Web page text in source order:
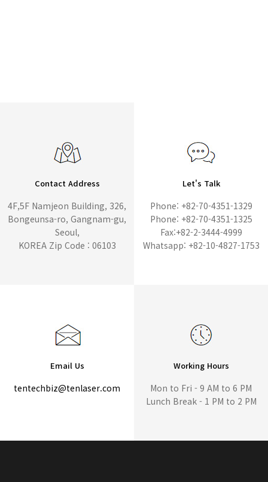
Contact Address
4F,5F Namjeon Building, 326,
Bongeunsa-ro, Gangnam-gu,
Seoul,
KOREA Zip Code : 06103
Let's Talk
Phone: +82-70-4351-1329
Phone: +82-70-4351-1325
Fax:+82-2-3444-4999
Whatsapp: +82-10-4827-1753
Email Us
tentechbiz@tenlaser.com
Working Hours
Mon to Fri - 9 AM to 6 PM
Lunch Break - 1 PM to 2 PM